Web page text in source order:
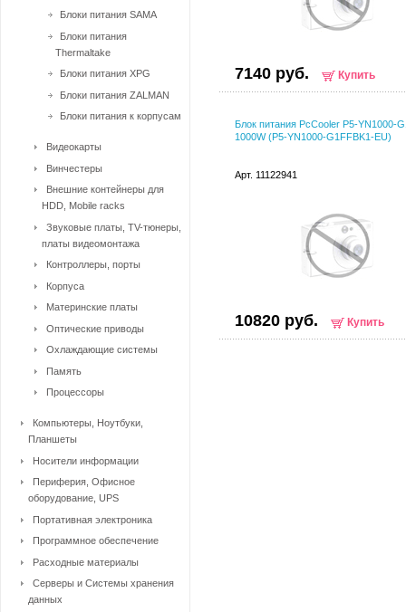
7140 руб. Купить
Блок питания PcCooler P5-YN1000-
1000W (P5-YN1000-G1FFBK1-EU)
Арт. 11122941
10820 руб. Купить
Блоки питания SAMA
Блоки питания
Thermaltake
Блоки питания XPG
Блоки питания ZALMAN
Блоки питания к корпусам
Видеокарты
Винчестеры
Внешние контейнеры для
HDD, Mobile racks
Звуковые платы, TV-тюнеры,
платы видеомонтажа
Контроллеры, порты
Корпуса
Материнские платы
Оптические приводы
Охлаждающие системы
Память
Процессоры
Компьютеры, Ноутбуки,
Планшеты
Носители информации
Периферия, Офисное
оборудование, UPS
Портативная электроника
Программное обеспечение
Расходные материалы
Серверы и Системы хранения
данных